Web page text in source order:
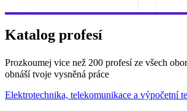
Katalog profesí
Prozkoumej vice než 200 profesí ze všech
obnáší tvoje vysněná práce
Elektrotechnika, telekomunikace a výpočetní